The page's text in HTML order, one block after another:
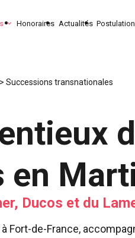
Honoraires Actualités Postulation
> Successions transnationales
en
Ducos et du
à Fort-de-France,